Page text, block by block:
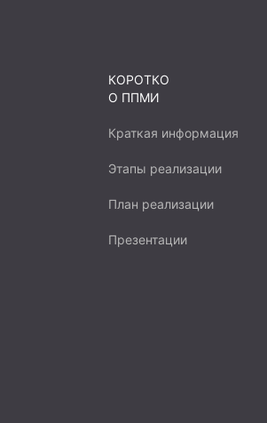
КОРОТКО
О ППМИ
Краткая информация
Этапы реализации
План реализации
Презентации